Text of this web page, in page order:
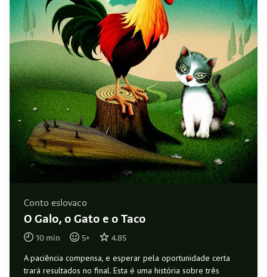
Conto eslovaco
O Galo, o Gato e o Taco
10 min 5+ 4.85
A paciência compensa, e esperar pela oportunidade certa
trará resultados no final. Esta é uma história sobre três